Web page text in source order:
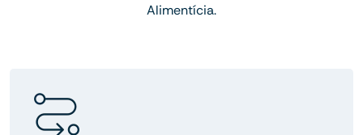
Alimentícia.